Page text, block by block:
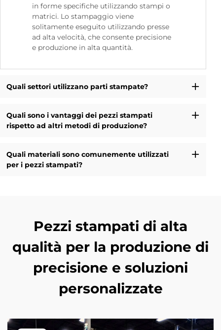
in forme specifiche utilizzando stampi o
matrici. Lo stampaggio viene
solitamente eseguito utilizzando presse
ad alta velocità, che consente precisione
e produzione in alta quantità.
Quali settori utilizzano parti stampate?
Quali sono i vantaggi dei pezzi stampati
rispetto ad altri metodi di produzione?
Quali materiali sono comunemente utilizzati
per i pezzi stampati?
Pezzi stampati di alta
qualità per la produzione di
precisione e soluzioni
personalizzate